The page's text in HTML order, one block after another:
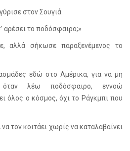
στον Σουγιά.
αρέσει το ποδόσφαιρο;»
αλλά σήκωσε παραξενέμενος το
εδώ στο Αμέρικα, για να μη
όταν λέω ποδόσφαιρο, εννοώ
όλος ο κόσμος, όχι το Ράγκμπι που
τον κοιτάει χωρίς να καταλαβαίνει